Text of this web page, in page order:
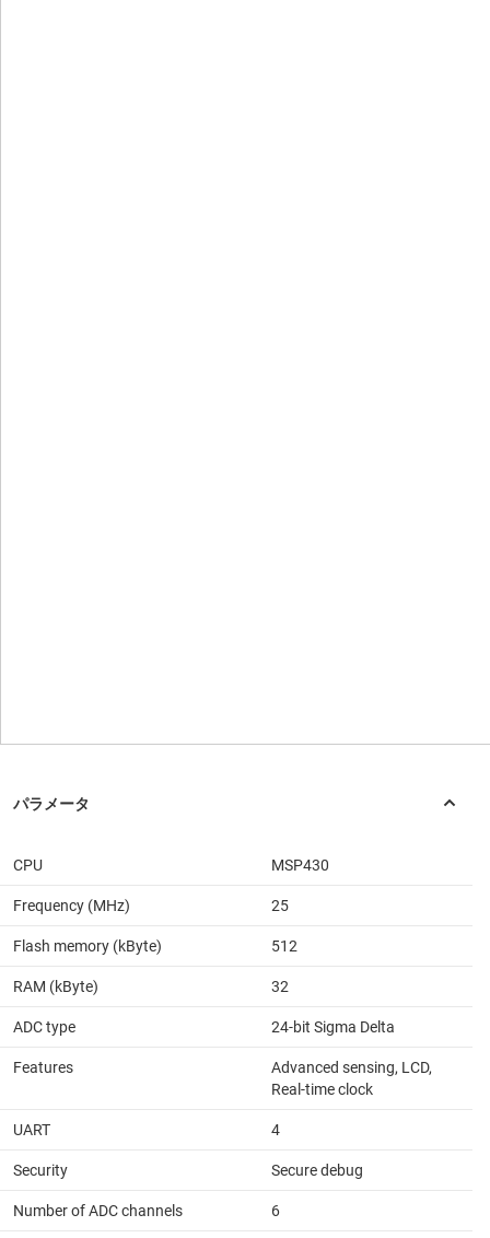
CPU MSP430
Frequency (MHz) 25
Flash memory (kByte) 512
RAM (kByte) 32
ADC type 24-bit Sigma Delta
Features
Advanced sensing, LCD,
Real-time clock
UART 4
Security Secure debug
Number of ADC channels 6